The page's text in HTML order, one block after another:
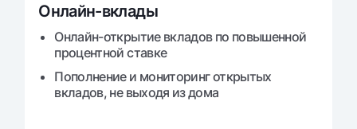
Онлайн-вклады
Онлайн-открытие вкладов по повышенной
процентной ставке
Пополнение и мониторинг открытых
вкладов, не выходя из дома